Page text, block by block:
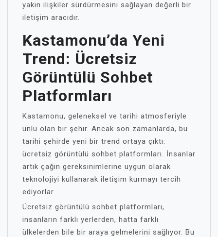
yakın ilişkiler sürdürmesini sağlayan değerli bir
iletişim aracıdır.
Kastamonu’da Yeni
Trend: Ücretsiz
Görüntülü Sohbet
Platformları
Kastamonu, geleneksel ve tarihi atmosferiyle
ünlü olan bir şehir. Ancak son zamanlarda, bu
tarihi şehirde yeni bir trend ortaya çıktı:
ücretsiz görüntülü sohbet platformları. İnsanlar
artık çağın gereksinimlerine uygun olarak
teknolojiyi kullanarak iletişim kurmayı tercih
ediyorlar.
Ücretsiz görüntülü sohbet platformları,
insanların farklı yerlerden, hatta farklı
ülkelerden bile bir araya gelmelerini sağlıyor. Bu